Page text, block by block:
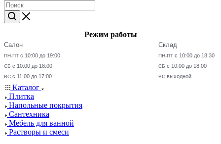
Режим работы
Салон
ПН-ПТ с 10:00 до 19:00
СБ с 10:00 до 18:00
ВС с 11:00 до 17:00
Склад
ПН-ПТ с 10:00 до 18:30
СБ с 10:00 до 18:00
ВС выходной
Каталог
Плитка
Напольные покрытия
Сантехника
Мебель для ванной
Растворы и смеси